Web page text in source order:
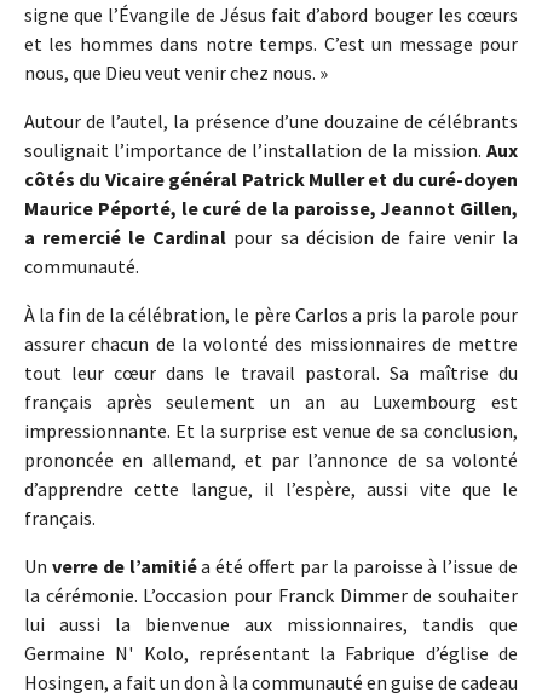
signe que l’Évangile de Jésus fait d’abord bouger les cœurs
et les hommes dans notre temps. C’est un message pour
nous, que Dieu veut venir chez nous. »
Autour de l’autel, la présence d’une douzaine de célébrants
soulignait l’importance de l’installation de la mission. Aux
côtés du Vicaire général Patrick Muller et du curé-doyen
Maurice Péporté, le curé de la paroisse, Jeannot Gillen,
a remercié le Cardinal pour sa décision de faire venir la
communauté.
À la fin de la célébration, le père Carlos a pris la parole pour
assurer chacun de la volonté des missionnaires de mettre
tout leur cœur dans le travail pastoral. Sa maîtrise du
français après seulement un an au Luxembourg est
impressionnante. Et la surprise est venue de sa conclusion,
prononcée en allemand, et par l’annonce de sa volonté
d’apprendre cette langue, il l’espère, aussi vite que le
français.
Un verre de l’amitiéa été offert par la paroisse à l’issue de
la cérémonie. L’occasion pour Franck Dimmer de souhaiter
lui aussi la bienvenue aux missionnaires, tandis que
Germaine N' Kolo, représentant la Fabrique d’église de
Hosingen, a fait un don à la communauté en guise de cadeau